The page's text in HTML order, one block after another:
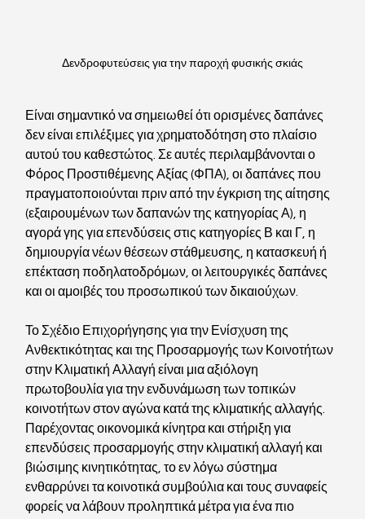
Δενδροφυτεύσεις για την παροχή φυσικής σκιάς
Είναι σημαντικό να σημειωθεί ότι ορισμένες δαπάνες
δεν είναι επιλέξιμες για χρηματοδότηση στο πλαίσιο
αυτού του καθεστώτος. Σε αυτές περιλαμβάνονται ο
Φόρος Προστιθέμενης Αξίας (ΦΠΑ), οι δαπάνες που
πραγματοποιούνται πριν από την έγκριση της αίτησης
(εξαιρουμένων των δαπανών της κατηγορίας Α), η
αγορά γης για επενδύσεις στις κατηγορίες Β και Γ, η
δημιουργία νέων θέσεων στάθμευσης, η κατασκευή ή
επέκταση ποδηλατοδρόμων, οι λειτουργικές δαπάνες
και οι αμοιβές του προσωπικού των δικαιούχων.
Το Σχέδιο Επιχορήγησης για την Ενίσχυση της
Ανθεκτικότητας και της Προσαρμογής των Κοινοτήτων
στην Κλιματική Αλλαγή είναι μια αξιόλογη
πρωτοβουλία για την ενδυνάμωση των τοπικών
κοινοτήτων στον αγώνα κατά της κλιματικής αλλαγής.
Παρέχοντας οικονομικά κίνητρα και στήριξη για
επενδύσεις προσαρμογής στην κλιματική αλλαγή και
βιώσιμης κινητικότητας, το εν λόγω σύστημα
ενθαρρύνει τα κοινοτικά συμβούλια και τους συναφείς
φορείς να λάβουν προληπτικά μέτρα για ένα πιο